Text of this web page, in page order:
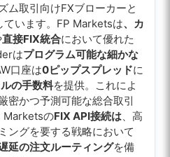
ム取引向けFXブローカーと
ています。FP Marketsは、カ
直接FIX統合において優れた
はプログラム可能な細かな
口座は0ピップスプレッドに
の手数料を提供。これによ
密かつ予測可能な総合取引
MarketsのFIX API接続は、高
ングを要する戦略において
延の注文ルーティングを備